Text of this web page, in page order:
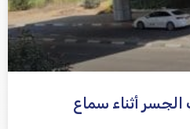
שלח משוב
أثناء سماع